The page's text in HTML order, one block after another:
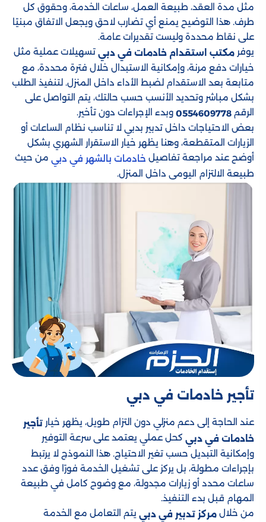
مثل مدة العقد، طبيعة العمل، ساعات الخدمة، وحقوق كل
طرف. هذا التوضيح يمنع أي تضارب لاحق ويجعل الاتفاق مبنيًا
على نقاط محددة وليست تقديرات عامة.
يوفر مكتب استقدام خادمات في دبي تسهيلات عملية مثل
خيارات دفع مرنة، وإمكانية الاستبدال خلال فترة محددة، مع
متابعة بعد الاستقدام لضبط الأداء داخل المنزل. لتنفيذ الطلب
بشكل مباشر وتحديد الأنسب حسب حالتك، يتم التواصل على
الرقم 0554609778 وبدء الإجراءات دون تأخير.
بعض الاحتياجات داخل تدبير بدبي لا تناسب نظام الساعات أو
الزيارات المتقطعة، وهنا يظهر خيار الاستقرار الشهري بشكل
أوضح عند مراجعة تفاصيل خادمات بالشهر في دبي من حيث
طبيعة الالتزام اليومي داخل المنزل.
تأجير خادمات​ في دبي
عند الحاجة إلى دعم منزلي دون التزام طويل، يظهر خيار تأجير
خادمات في دبي كحل عملي يعتمد على سرعة التوفير
وإمكانية التبديل حسب تغير الاحتياج. هذا النموذج لا يرتبط
بإجراءات مطولة، بل يركز على تشغيل الخدمة فورًا وفق عدد
ساعات محدد أو زيارات مجدولة، مع وضوح كامل في طبيعة
المهام قبل بدء التنفيذ.
من خلال مركز تدبير في دبي يتم التعامل مع الخدمة